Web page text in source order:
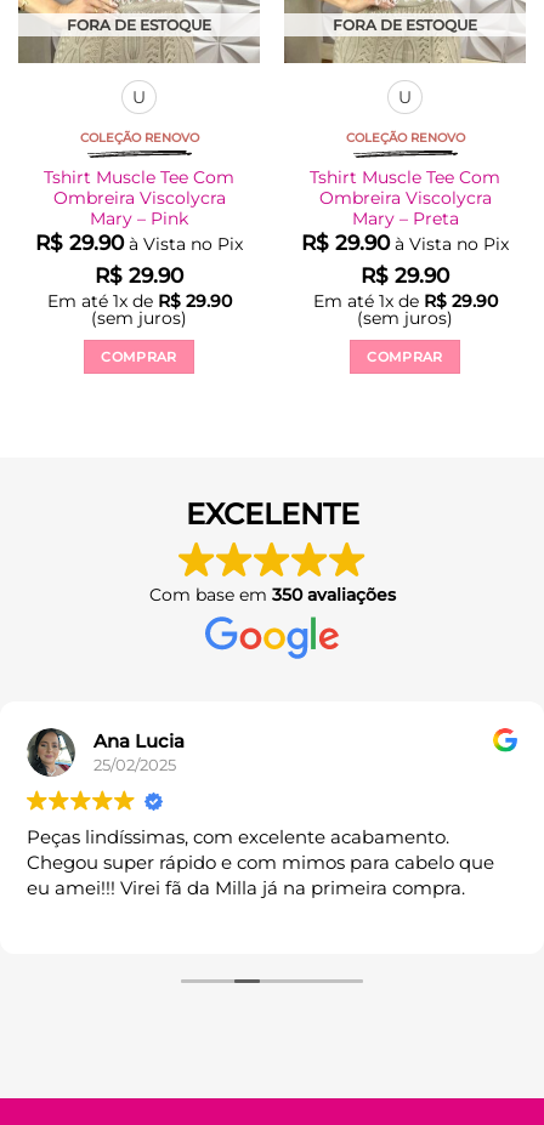
FORA DE ESTOQUE
U
COLEÇÃO RENOVO
Tshirt Muscle Tee Com
Ombreira Viscolycra
Mary – Pink
R$ 29.90 à Vista no Pix
R$ 29.90
Em até 1x de R$29.90
(sem juros)
COMPRAR
podem
ser
escolhidas
FORA DE ESTOQUE
U
COLEÇÃO RENOVO
Tshirt Muscle Tee Com
Ombreira Viscolycra
Mary – Preta
R$ 29.90 à Vista no Pix
R$ 29.90
Em até 1x de R$29.90
(sem juros)
COMPRAR
EXCELENTE
Com base em 350 avaliações
Ana Lucia
25/02/2025
Peças lindíssimas, com excelente acabamento.
Chegou super rápido e com mimos para cabelo que
eu amei!!! Virei fã da Milla já na primeira compra.